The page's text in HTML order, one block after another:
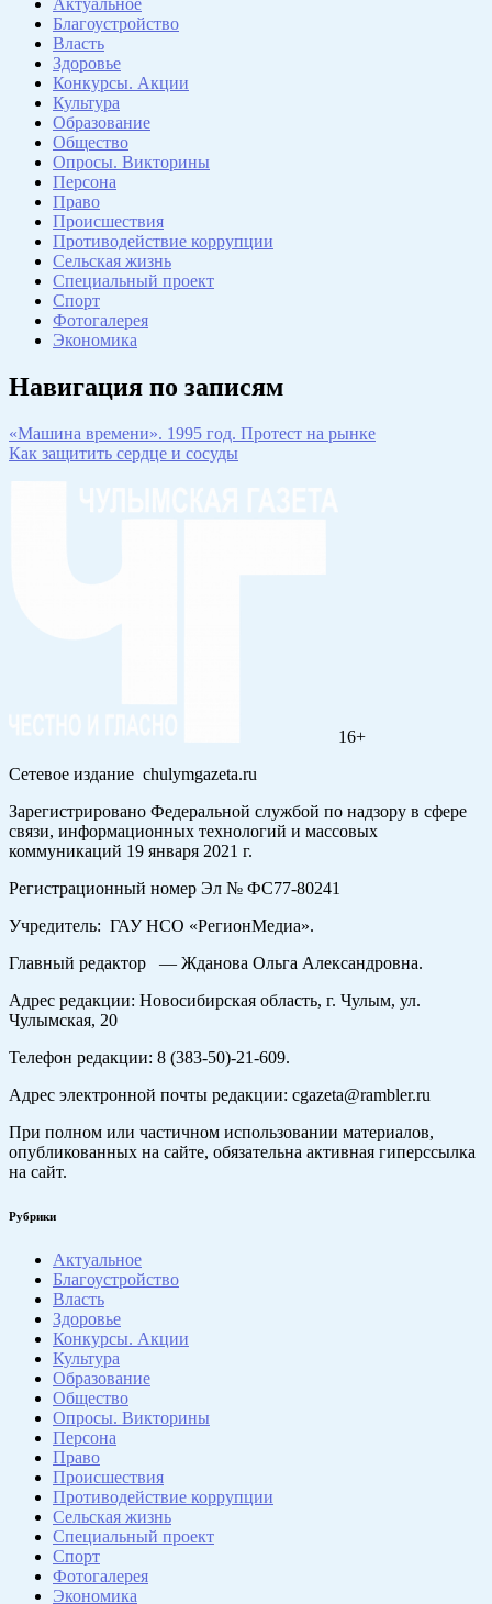
Актуальное
Благоустройство
Власть
Здоровье
Конкурсы. Акции
Культура
Образование
Общество
Опросы. Викторины
Персона
Право
Происшествия
Противодействие коррупции
Сельская жизнь
Специальный проект
Спорт
Фотогалерея
Экономика
Навигация по записям
«Машина времени». 1995 год. Протест на рынке
Как защитить сердце и сосуды
16+
Сетевое издание chulymgazeta.ru
Зарегистрировано Федеральной службой по надзору в сфере
связи, информационных технологий и массовых
коммуникаций 19 января 2021 г.
Регистрационный номер Эл № ФС77-80241
Учредитель: ГАУ НСО «РегионМедиа».
Главный редактор — Жданова Ольга Александровна.
Адрес редакции: Новосибирская область, г. Чулым, ул.
Чулымская, 20
Телефон редакции: 8 (383-50)-21-609.
Адрес электронной почты редакции: cgazeta@rambler.ru
При полном или частичном использовании материалов,
опубликованных на сайте, обязательна активная гиперссылка
на сайт.
Рубрики
Актуальное
Благоустройство
Власть
Здоровье
Конкурсы. Акции
Культура
Образование
Общество
Опросы. Викторины
Персона
Право
Происшествия
Противодействие коррупции
Сельская жизнь
Специальный проект
Спорт
Фотогалерея
Экономика